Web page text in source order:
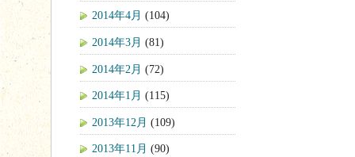
2014年4月 (104)
2014年3月 (81)
2014年2月 (72)
2014年1月 (115)
2013年12月 (109)
2013年11月 (90)